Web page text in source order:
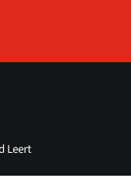
Leert